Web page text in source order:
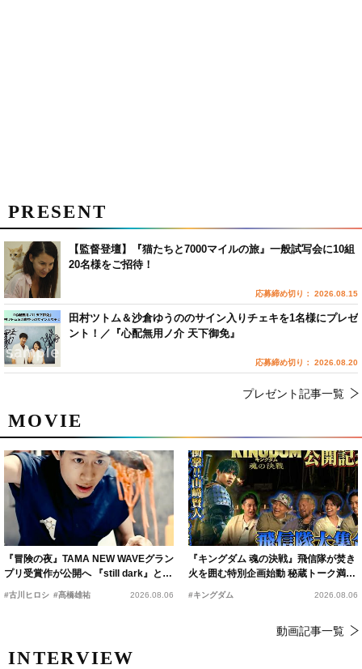
MOVIE
『冒険の夜』TAMA NEW WAVEグラン
プリ受賞作が公開へ 『still dark』と同
#古川ヒロシ #髙橋雄祐 2026.08.06
『キングダム 魂の決戦』飛信隊が焚き
火を囲む特別企画始動 秘蔵トーク満載
#キングダム 2026.08.06
動画記事一覧
INTERVIEW
PRESENT
【監督登壇】『猫たちと7000マイルの旅』一般試写会に10組
20名様をご招待！
応募締め切り： 2026.08.15
田村ツトム＆沙倉ゆうののサイン入りチェキを1名様にプレゼ
ント！／『心配無用ノ介 天下御免』
応募締め切り： 2026.08.20
プレゼント記事一覧